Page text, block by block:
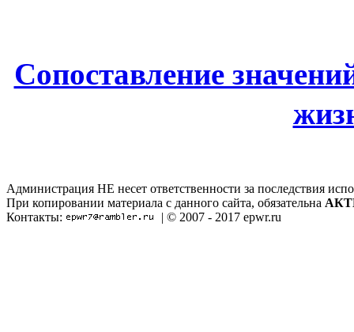
Сопоставление
Администрация НЕ несет ответственности за последствия
При копировании материала с данного сайта, обязательна
Контакты:
| © 2007 - 2017 epwr.ru